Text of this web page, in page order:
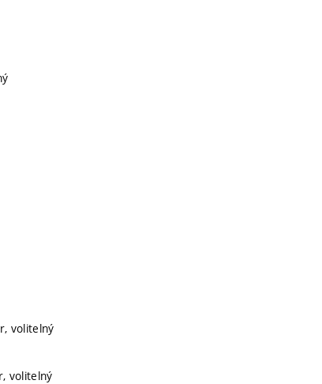
volitelný
volitelný